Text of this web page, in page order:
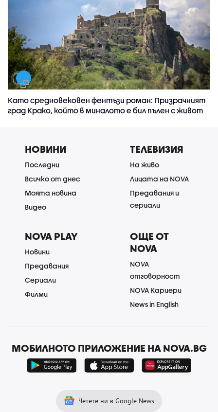
Като средновековен фентъзи роман: Призрачният
град Крако, който в миналото е бил пълен с живот
НОВИНИ
Последни
Всичко от днес
Моята новина
Видео
ТЕЛЕВИЗИЯ
На живо
Лицата на NOVA
Предавания и
сериали
NOVA PLAY
Новини
Предавания
Сериали
Филми
ОЩЕ ОТ
NOVA
NOVA
отговорност
NOVA Кариери
News in English
МОБИЛНОТО ПРИЛОЖЕНИЕ НА NOVA.BG
Четете ни в Google News